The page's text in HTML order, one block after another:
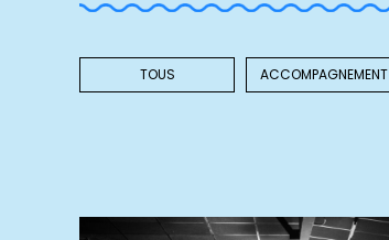
TOUS ACCOMPAGNEMENT